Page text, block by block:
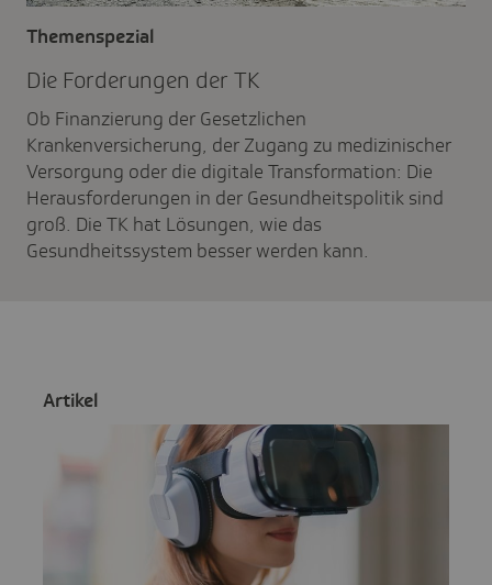
Die Forde­rungen der TK
Themenspezial
Ob Finanzierung der Gesetzlichen
Krankenversicherung, der Zugang zu medizinischer
Versorgung oder die digitale Transformation: Die
Herausforderungen in der Gesundheitspolitik sind
groß. Die TK hat Lösungen, wie das
Gesundheitssystem besser werden kann.
Artikel